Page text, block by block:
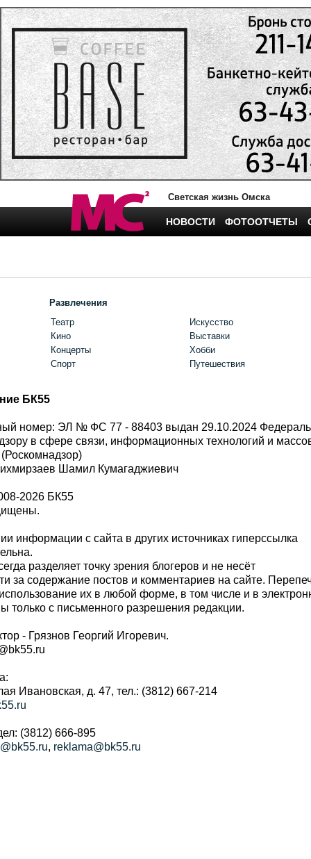
Светская жизнь Омска
НОВОСТИ ФОТООТЧЕТЫ
Развлечения
Театр
Кино
Концерты
Спорт
Искусство
Выставки
Хобби
Путешествия
БК55
номер: ЭЛ № ФС 77 - 88403 выдан 29.10.2024
в сфере связи, информационных технологий и
Шамил Кумагаджиевич
2026 БК55
информации с сайта в других источниках гиперссылка
разделяет точку зрения блогеров и не несёт
за содержание постов и комментариев на сайте.
их в любой форме, в том числе и в
с письменного разрешения редакции.
- Грязнов Георгий Игоревич.
Ивановская, д. 47, тел.: (3812) 667-214
(3812) 666-895
, reklama@bk55.ru